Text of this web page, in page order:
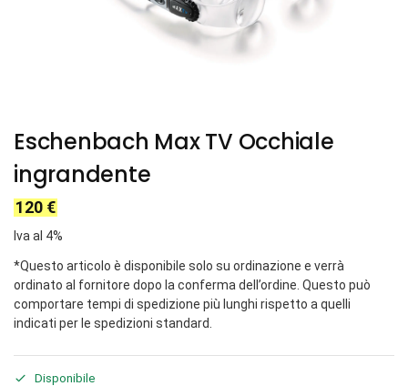
Eschenbach Max TV Occhiale
ingrandente
120 €
Iva al 4%
*Questo articolo è disponibile solo su ordinazione e verrà
ordinato al fornitore dopo la conferma dell’ordine. Questo può
comportare tempi di spedizione più lunghi rispetto a quelli
indicati per le spedizioni standard.
Disponibile